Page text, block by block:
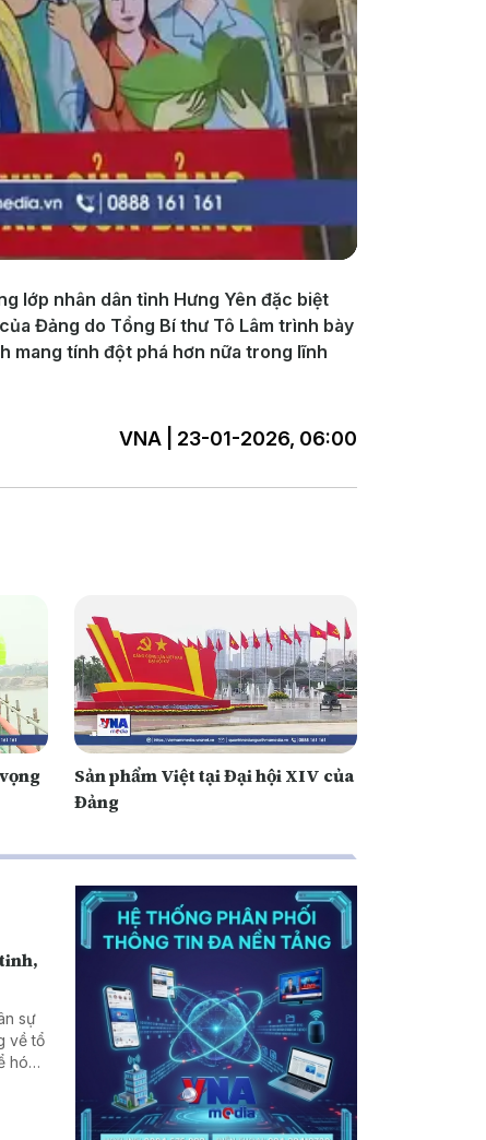
lớp nhân dân tỉnh Hưng Yên đặc biệt
Đảng do Tổng Bí thư Tô Lâm trình bày
mang tính đột phá hơn nữa trong lĩnh
VNA | 23-01-2026, 06:00
Sản phẩm Việt tại Đại hội XIV của
Đảng
sự
về tổ
hóa